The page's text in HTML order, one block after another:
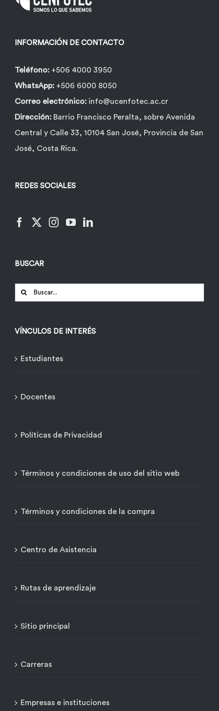
INFORMACIÓN DE CONTACTO
Teléfono: +506 4000 3950
WhatsApp: +506 6000 8050
Correo electrónico: info@ucenfotec.ac.cr
Dirección: Barrio Francisco Peralta, sobre Avenida
Central y Calle 33, 10104 San José, Provincia de San
José, Costa Rica.
REDES SOCIALES
BUSCAR
Buscar:
VÍNCULOS DE INTERÉS
Estudiantes
Docentes
Políticas de Privacidad
Términos y condiciones de uso del sitio web
Términos y condiciones de la compra
Centro de Asistencia
Rutas de aprendizaje
Sitio principal
Carreras
Empresas e instituciones